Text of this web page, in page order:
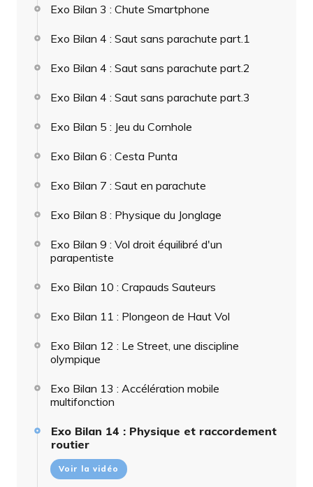
Exo Bilan 3 : Chute Smartphone
Exo Bilan 4 : Saut sans parachute part.1
Exo Bilan 4 : Saut sans parachute part.2
Exo Bilan 4 : Saut sans parachute part.3
Exo Bilan 5 : Jeu du Cornhole
Exo Bilan 6 : Cesta Punta
Exo Bilan 7 : Saut en parachute
Exo Bilan 8 : Physique du Jonglage
Exo Bilan 9 : Vol droit équilibré d'un
parapentiste
Exo Bilan 10 : Crapauds Sauteurs
Exo Bilan 11 : Plongeon de Haut Vol
Exo Bilan 12 : Le Street, une discipline
olympique
Exo Bilan 13 : Accélération mobile
multifonction
Exo Bilan 14 : Physique et raccordement
routier
Voir la vidéo